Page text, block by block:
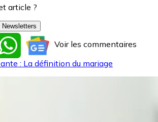
article ?
Newsletters
WhatsAppVoir les commentaires
: La définition du mariage